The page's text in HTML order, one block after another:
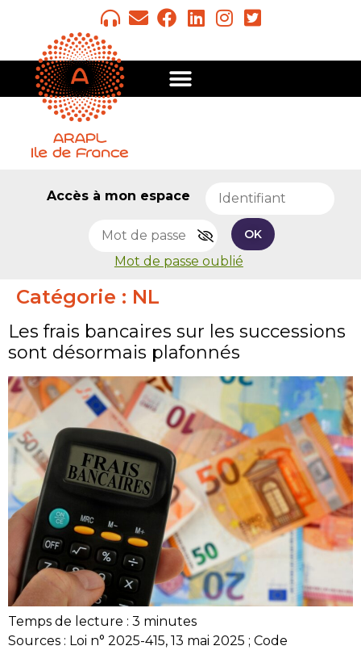
Accès à mon espace
OK
Mot de passe oublié
Catégorie : NL
Les frais bancaires sur les successions
sont désormais plafonnés
Temps de lecture : 3 minutes
Sources : Loi n° 2025-415, 13 mai 2025 ; Code